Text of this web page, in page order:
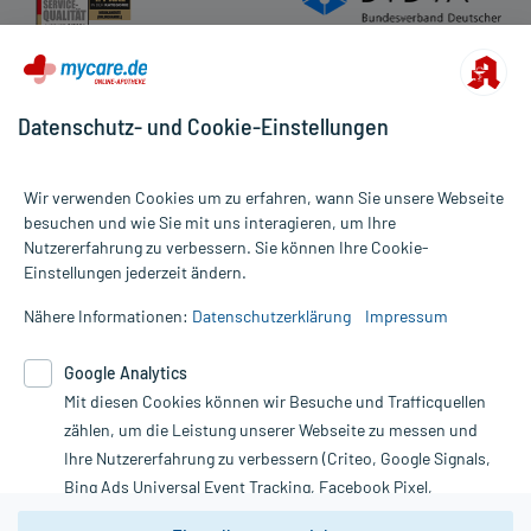
- Stillzeit: Von einer Anwendung wird nach derzeitigen
zu ziehen.
Ist Ihnen das Arzneimittel trotz einer Gegenanzeige verordnet
worden, sprechen Sie mit Ihrem Arzt oder Apotheker. Der
Anwendung bei einer Gegenanzeige in sich birgt.
Nebenwirkungen:
- Hautreizungen
- Hautrötung
- Schleimhautreizung
- Ekzem
- Nesselausschlag
- Juckreiz
- Verengung der Atemwege
Alle Preise gelten inkl. MwSt., ggf. zzgl. Versandkosten
Informationen auf dieser Website werden ausschließlich für
die Untersuchung und Behandlung durch einen Arzt. Bitte
Therapien eingeleitet werden können. | Diese Webseite benutzt
Google Analytics. Lesen Sie bitte dazu die wichtigen Hinweise in
unserer Datenschutzerklärung. Für den Widerruf einer Bestellung
nutzen Sie das Formular:
Vertrag widerrufen
Datenschutz- und Cookie-Einstellungen
Wir verwenden Cookies um zu erfahren, wann Sie unsere Webseite
besuchen und wie Sie mit uns interagieren, um Ihre
Nutzererfahrung zu verbessern. Sie können Ihre Cookie-
Einstellungen jederzeit ändern.
Nähere Informationen: Datenschutzerklärung Impressum
Google Analytics
Mit diesen Cookies können wir Besuche und Trafficquellen
zählen, um die Leistung unserer Webseite zu messen und
Ihre Nutzererfahrung zu verbessern (Criteo, Google Signals,
Bing Ads Universal Event Tracking, Facebook Pixel,
Youtube-Social Plugin).